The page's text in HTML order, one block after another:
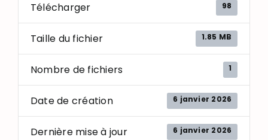
Télécharger 98
Taille du fichier 1.85 MB
Nombre de fichiers 1
Date de création 6 janvier 2026
Dernière mise à jour 6 janvier 2026